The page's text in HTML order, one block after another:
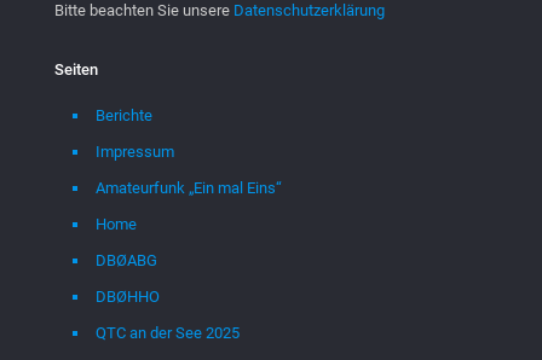
Bitte beachten Sie unsere Datenschutzerklärung
Seiten
Berichte
Impressum
Amateurfunk „Ein mal Eins“
Home
DBØABG
DBØHHO
QTC an der See 2025